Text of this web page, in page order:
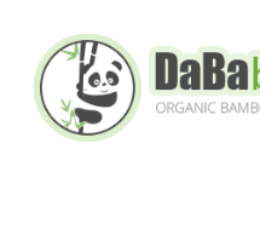
content